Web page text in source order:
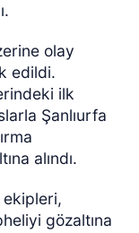
olay
edildi.
ilk
Şanlıurfa
alındı.
ekipleri,
gözaltına